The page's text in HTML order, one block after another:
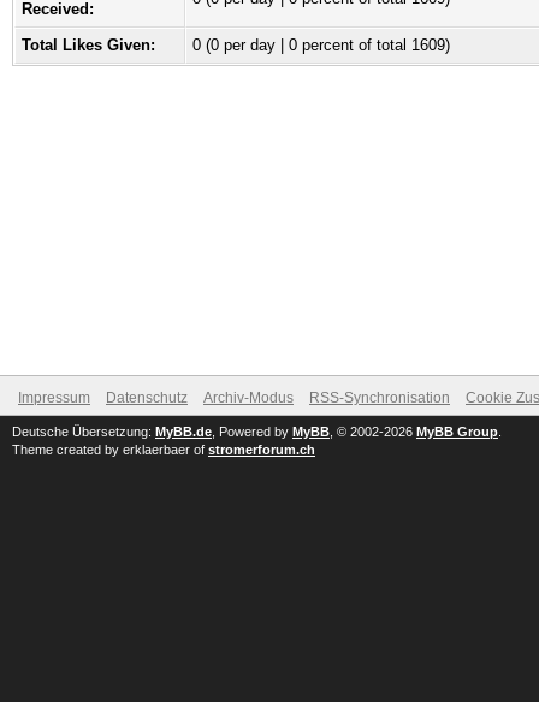
Received:
Total Likes Given: 0 (0 per day | 0 percent of total 1609)
Impressum Datenschutz Archiv-Modus RSS-Synchronisation Cookie
Deutsche Übersetzung: MyBB.de , Powered by MyBB , © 2002-2026 MyBB Group
Theme created by erklaerbaer of stromerforum.ch